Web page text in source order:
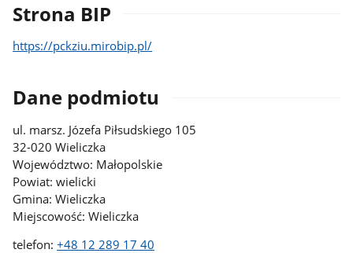
Strona BIP
https://pckziu.mirobip.pl/
Dane podmiotu
ul. marsz. Józefa Piłsudskiego 105
32-020 Wieliczka
Województwo: Małopolskie
Powiat: wielicki
Gmina: Wieliczka
Miejscowość: Wieliczka
telefon:+48 12 289 17 40